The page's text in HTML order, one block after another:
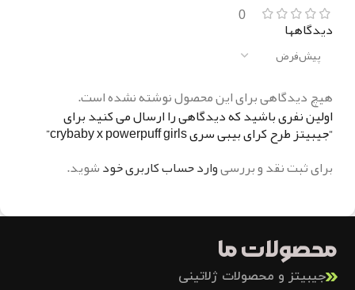
0
دیدگاهها
هیچ دیدگاهی برای این محصول نوشته نشده است.
اولین نفری باشید که دیدگاهی را ارسال می کنید برای
“جیبیتز طرح کرای بیبی سری crybaby x powerpuff girls”
برای ثبت نقد و بررسیوارد حساب کاربری خودشوید.
محصولات ما
جیبیتز و محصولات ژلاتینی